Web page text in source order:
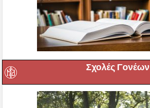
Σχολές Γονέων